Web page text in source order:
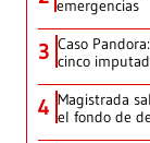
emergencias
3 Caso
cinco
4 Magistrada
el fondo de